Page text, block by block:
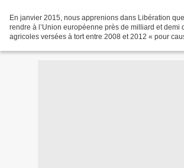
En janvier 2015, nous apprenions dans Libération
rendre à l’Union européenne près de milliard et demi
agricoles versées à tort entre 2008 et 2012 « pour